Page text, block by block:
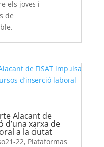
els joves i
de
Alacant de
d’una xarxa de
a la ciutat
22, Plataformas